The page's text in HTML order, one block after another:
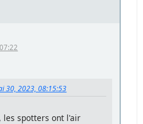
30, 2023, 08:15:53
les spotters ont l'air